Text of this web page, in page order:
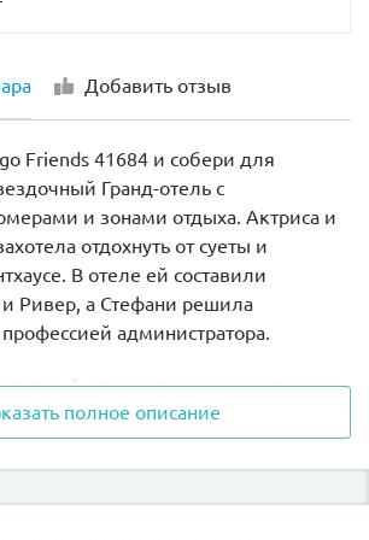
Добавить отзыв
Friends 41684 и собери для
Гранд-отель с
и зонами отдыха. Актриса и
отдохнуть от суеты и
В отеле ей составили
Ривер, а Стефани решила
администратора.
отель в парижском стиле и
с кинозвездой Амелией и
Сити. Купи в нашем
Lego Friends 41684 Гранд-отель
актрису и певицу Амелию
полное описание